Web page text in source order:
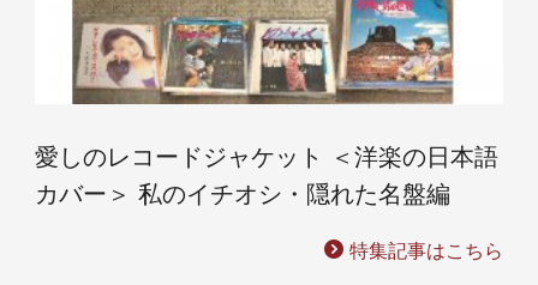
愛しのレコードジャケット ＜洋楽の日本語
カバー＞ 私のイチオシ・隠れた名盤編
特集記事はこちら